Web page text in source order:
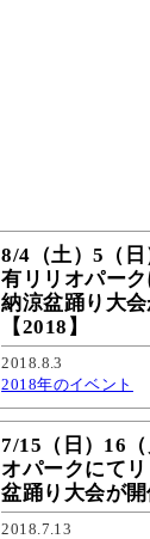
8/4（土）5（
有リリオパー
納涼盆踊り大
【2018】
2018.8.3
2018年のイベント
7/15（日）16
オパークにて
盆踊り大会が開
2018.7.13